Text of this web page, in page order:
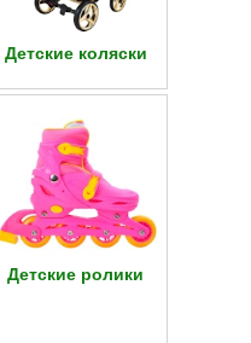
Детские коляски
Детские ролики